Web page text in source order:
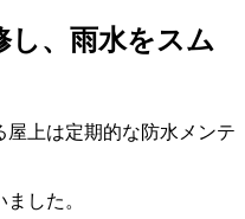
し、雨水をスム
上は定期的な防水メンテ
した。